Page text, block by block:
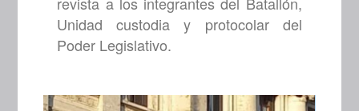
Unidad custodia y protocolar del
Poder Legislativo.